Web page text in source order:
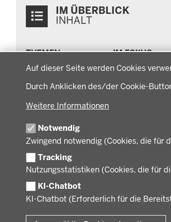
Auf dieser Seite werden Cookies
Durch Anklicken des/der Cookie-
Weitere Informationen
Notwendig
Zwingend notwendig (Cookies, die für
Tracking
Nutzungsstatistiken (Cookies, die für
KI-Chatbot
KI-Chatbot (Erforderlich für die
Inhalte
IM ÜBERBLICK
INHALT
in
der
THEMEN
Arbeitsschutz, Ordnung
und Sicherheit
Bauen, Planen und
Bildung, Schule und
Sport
Gesundheit und Soziales
Regionalplanung und
Regionalrat
Umwelt und Natur
Wirtschaft, Kultur und
Kommunales
IM FOKUS
Energiewende AG
Region